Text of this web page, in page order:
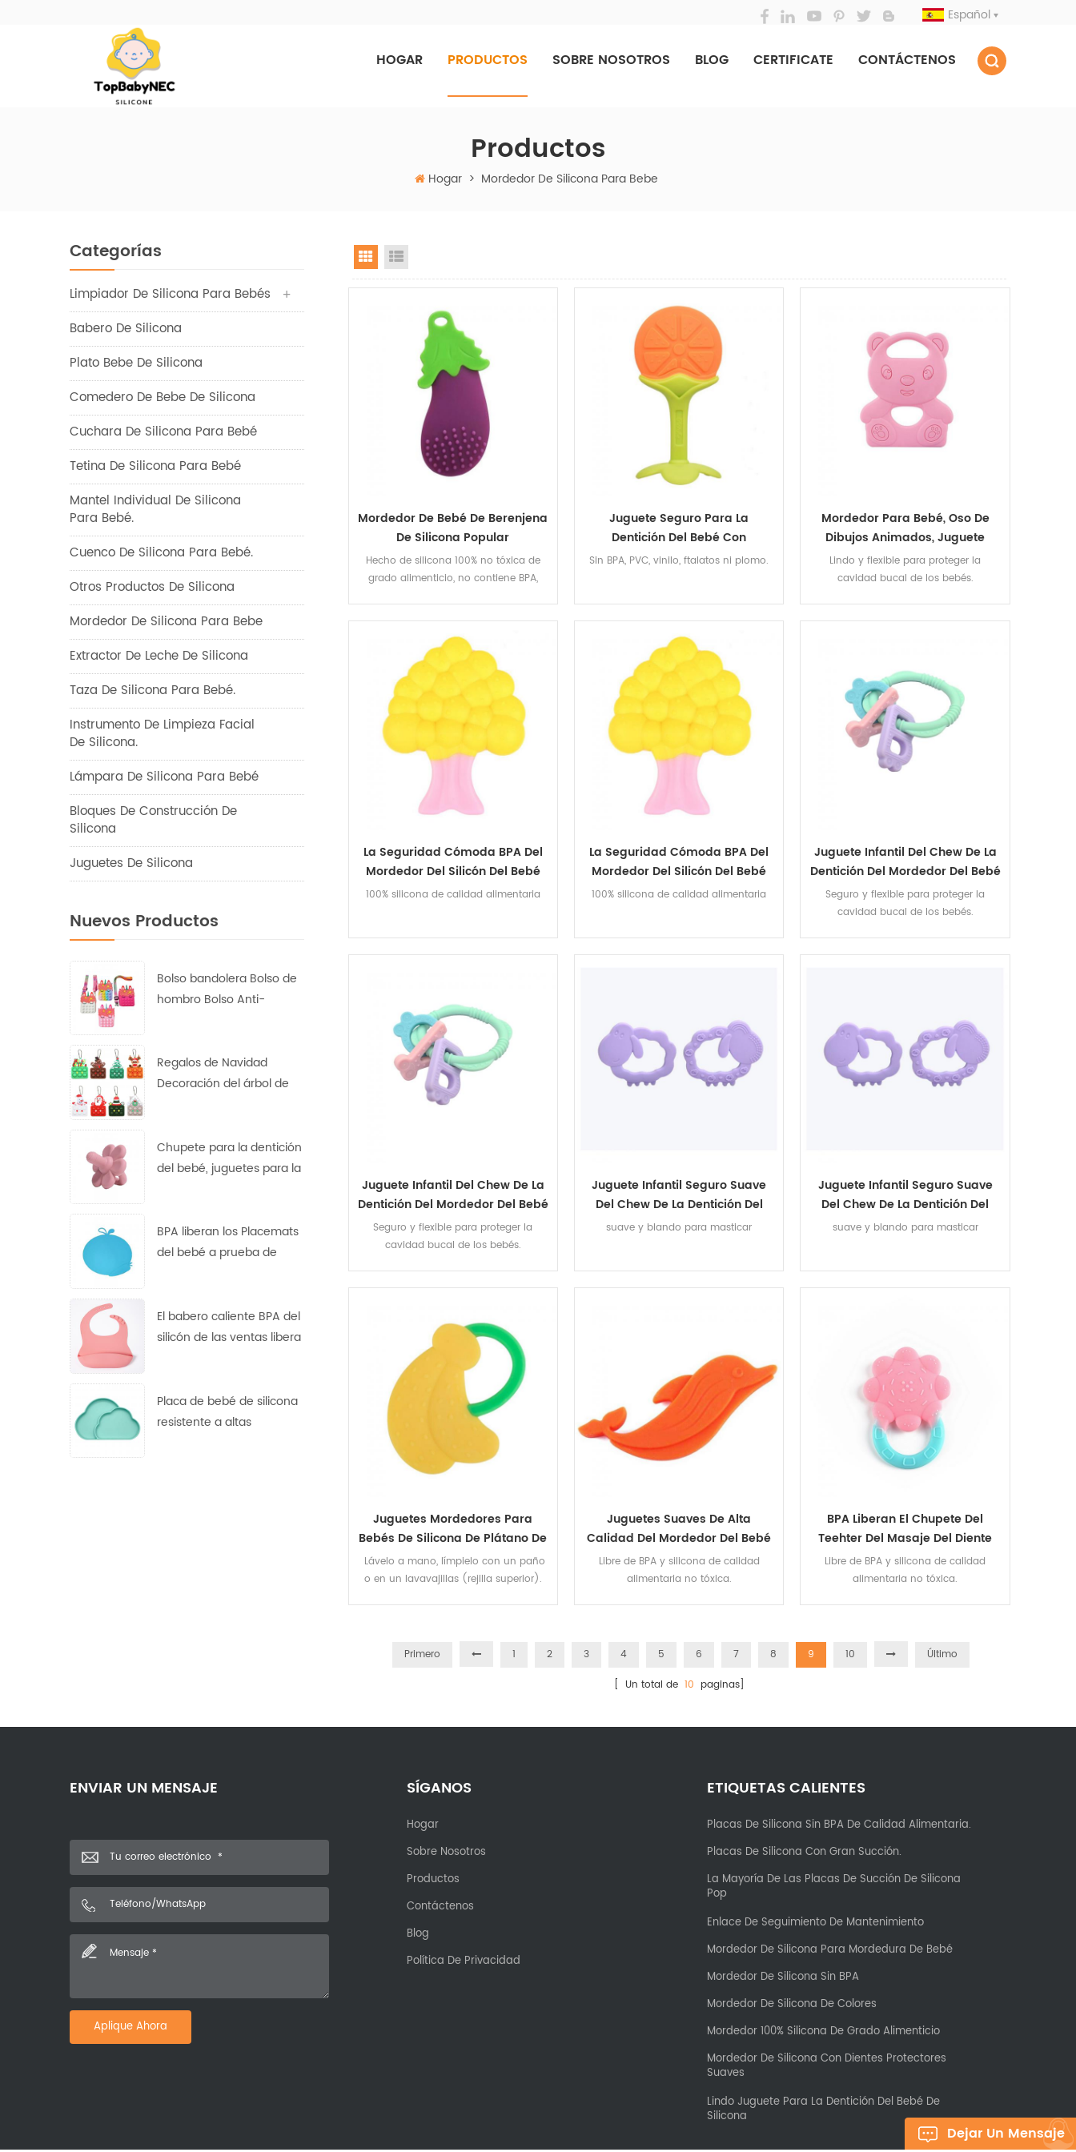
Español
HOGAR PRODUCTOS SOBRE NOSOTROS BLOG CERTIFICATE CONTÁCTENOS
Productos
Hogar > Mordedor De Silicona Para Bebe
Categorías
Limpiador De Silicona Para Bebés
Babero De Silicona
Plato Bebe De Silicona
Comedero De Bebe De Silicona
Cuchara De Silicona Para Bebé
Tetina De Silicona Para Bebé
Mantel Individual De Silicona
Para Bebé.
Cuenco De Silicona Para Bebé.
Otros Productos De Silicona
Mordedor De Silicona Para Bebe
Extractor De Leche De Silicona
Taza De Silicona Para Bebé.
Instrumento De Limpieza Facial
De Silicona.
Lámpara De Silicona Para Bebé
Bloques De Construcción De
Silicona
Juguetes De Silicona
Nuevos Productos
Bolso bandolera Bolso de
hombro Bolso Anti-
princesa
Regalos de Navidad
Decoración del árbol de
juguete descompresión
llavero
Chupete para la dentición
del bebé, juguetes para la
de silicona
BPA liberan los Placemats
del bebé a prueba de
FDA
El babero caliente BPA del
silicón de las ventas libera
del ftalato libre del PVC
Placa de bebé de silicona
resistente a altas
Grid View
Mordedor De Bebé De Berenjena
De Silicona Popular
Hecho de silicona 100% no tóxica de
grado alimenticio, no contiene BPA,
Juguete Seguro Para La
Dentición Del Bebé Con
Mordedor De Silicona De
Sin BPA, PVC, vinilo, ftalatos ni plomo.
Mordedor Para Bebé, Oso De
Dibujos Animados, Juguete
Suave Para La Dentición,
Juguete Para Bebé, Chicle Para
Lindo y flexible para proteger la
cavidad bucal de los bebés.
La Seguridad Cómoda BPA Del
Mordedor Del Silicón Del Bebé
Libera Los Juguetes De La
100% silicona de calidad alimentaria
La Seguridad Cómoda BPA Del
Mordedor Del Silicón Del Bebé
Libera Los Juguetes De La
100% silicona de calidad alimentaria
Juguete Infantil Del Chew De La
Dentición Del Mordedor Del Bebé
Del Silicón Del Alfabeto De La
Categoría Alimenticia
Seguro y flexible para proteger la
cavidad bucal de los bebés.
Juguete Infantil Del Chew De La
Dentición Del Mordedor Del Bebé
Del Silicón Del Alfabeto De La
Categoría Alimenticia
Seguro y flexible para proteger la
cavidad bucal de los bebés.
Juguete Infantil Seguro Suave
Del Chew De La Dentición Del
Mordedor Del Bebé Del Silicón
suave y blando para masticar
Juguete Infantil Seguro Suave
Del Chew De La Dentición Del
Mordedor Del Bebé Del Silicón
suave y blando para masticar
Juguetes Mordedores Para
Bebés De Silicona De Plátano De
Calidad Alimentaria
Lávelo a mano, límpielo con un paño
o en un lavavajillas (rejilla superior).
Juguetes Suaves De Alta
Calidad Del Mordedor Del Bebé
Del Silicón Del Delfín
Libre de BPA y silicona de calidad
alimentaria no tóxica.
BPA Liberan El Chupete Del
Teehter Del Masaje Del Diente
Del Mordedor Del Bebé Del
Silicón Con Las Manijas
Libre de BPA y silicona de calidad
alimentaria no tóxica.
Primero 1 2 3 4 5 6 7 8 9 10
Último
[ Un total de 10 paginas]
ENVIAR UN MENSAJE SÍGANOS
Hogar
Sobre Nosotros
Productos
Contáctenos
Blog
Política De Privacidad
ETIQUETAS CALIENTES
Placas De Silicona Sin BPA De Calidad Alimentaria.
Placas De Silicona Con Gran Succión.
La Mayoría De Las Placas De Succión De Silicona
Pop
Enlace De Seguimiento De Mantenimiento
Mordedor De Silicona Para Mordedura De Bebé
Mordedor De Silicona Sin BPA
Mordedor De Silicona De Colores
Mordedor 100% Silicona De Grado Alimenticio
Mordedor De Silicona Con Dientes Protectores
Suaves
Lindo Juguete Para La Dentición Del Bebé De
Silicona
Dejar Un Mensaje